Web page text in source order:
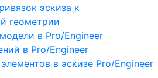
эскиза к
геометрии
в Pro/Engineer
в Pro/Engineer
в эскизе Pro/Engineer